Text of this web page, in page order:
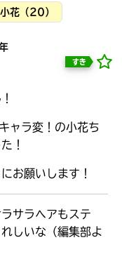
花（20）
すき
ャラ変！の小花ち
！
お願いします！
サラヘアもステ
しいな（編集部よ